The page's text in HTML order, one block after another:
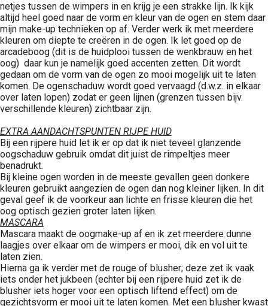
netjes tussen de wimpers in en krijg je een strakke lijn. Ik kijk
altijd heel goed naar de vorm en kleur van de ogen en stem daar
mijn make-up technieken op af. Verder werk ik met meerdere
kleuren om diepte te creëren in de ogen. Ik let goed op de
arcadeboog (dit is de huidplooi tussen de wenkbrauw en het
oog) daar kun je namelijk goed accenten zetten. Dit wordt
gedaan om de vorm van de ogen zo mooi mogelijk uit te laten
komen. De ogenschaduw wordt goed vervaagd (d.w.z. in elkaar
over laten lopen) zodat er geen lijnen (grenzen tussen bijv.
verschillende kleuren) zichtbaar zijn.
EXTRA AANDACHTSPUNTEN RIJPE HUID
Bij een rijpere huid let ik er op dat ik niet teveel glanzende
oogschaduw gebruik omdat dit juist de rimpeltjes meer
benadrukt.
Bij kleine ogen worden in de meeste gevallen geen donkere
kleuren gebruikt aangezien de ogen dan nog kleiner lijken. In dit
geval geef ik de voorkeur aan lichte en frisse kleuren die het
oog optisch gezien groter laten lijken.
MASCARA
Mascara maakt de oogmake-up af en ik zet meerdere dunne
laagjes over elkaar om de wimpers er mooi, dik en vol uit te
laten zien.
Hierna ga ik verder met de rouge of blusher; deze zet ik vaak
iets onder het jukbeen (echter bij een rijpere huid zet ik de
blusher iets hoger voor een optisch liftend effect) om de
gezichtsvorm er mooi uit te laten komen. Met een blusher kwast